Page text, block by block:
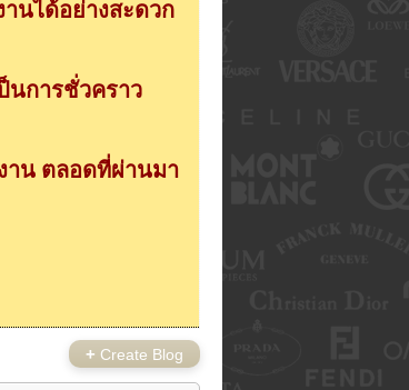
านได้อย่างสะดวก
นการชั่วคราว
าน ตลอดที่ผ่านมา
+ Create Blog